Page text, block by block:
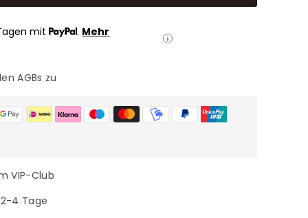
mit . Mehr
AGBs zu
VIP-Club
4 Tage